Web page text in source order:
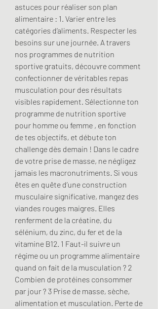
astuces pour réaliser son plan
alimentaire : 1. Varier entre les
catégories d’aliments. Respecter les
besoins sur une journée. A travers
nos programmes de nutrition
sportive gratuits, découvre comment
confectionner de véritables repas
musculation pour des résultats
visibles rapidement. Sélectionne ton
programme de nutrition sportive
pour homme ou femme , en fonction
de tes objectifs, et débute ton
challenge dès demain ! Dans le cadre
de votre prise de masse, ne négligez
jamais les macronutriments. Si vous
êtes en quête d’une construction
musculaire significative, mangez des
viandes rouges maigres. Elles
renferment de la créatine, du
sélénium, du zinc, du fer et de la
vitamine B12. 1 Faut-il suivre un
régime ou un programme alimentaire
quand on fait de la musculation ? 2
Combien de protéines consommer
par jour ? 3 Prise de masse, sèche,
alimentation et musculation. Perte de